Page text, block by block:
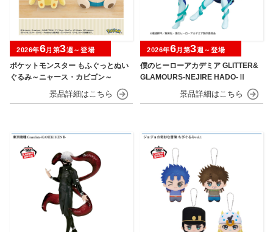
ポケットモンスター もふぐっとぬい
ぐるみ～ニャース・カビゴン～
2026年6月第3週～登場
僕のヒーローアカデミア GLITTER&
GLAMOURS-NEJIRE HADO-Ⅱ
2026年6月第3週～登場